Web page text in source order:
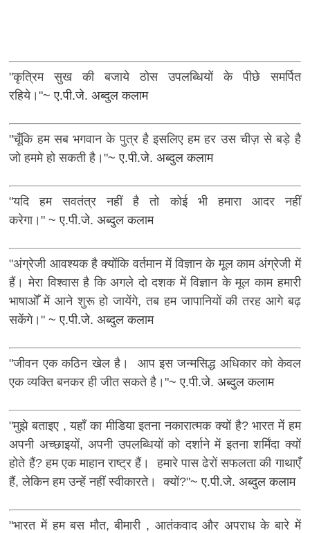
"कृत्रिम सुख की बजाये ठोस उपलब्धियों के पीछे समर्पित
रहिये।"~ ए.पी.जे. अब्दुल कलाम
"चूँकि हम सब भगवान के पुत्र है इसलिए हम हर उस चीज़ से बड़े है
जो हममे हो सकती है।"~ ए.पी.जे. अब्दुल कलाम
"यदि हम सवतंत्र नहीं है तो कोई भी हमारा आदर नहीं
करेगा।"~ ए.पी.जे. अब्दुल कलाम
"अंग्रेजी आवश्यक है क्योंकि वर्तमान में विज्ञान के मूल काम अंग्रेजी में
हैं। मेरा विश्वास है कि अगले दो दशक में विज्ञान के मूल काम हमारी
भाषाओँ में आने शुरू हो जायेंगे, तब हम जापानियों की तरह आगे बढ़
सकेंगे।"~ ए.पी.जे. अब्दुल कलाम
"जीवन एक कठिन खेल है। आप इस जन्मसिद्ध अधिकार को केवल
एक व्यक्ति बनकर ही जीत सकते है।"~ ए.पी.जे. अब्दुल कलाम
"मुझे बताइए , यहाँ का मीडिया इतना नकारात्मक क्यों है? भारत में हम
अपनी अच्छाइयों, अपनी उपलब्धियों को दर्शाने में इतना शर्मिंदा क्यों
होते हैं? हम एक माहान राष्ट्र हैं। हमारे पास ढेरों सफलता की गाथाएँ
हैं, लेकिन हम उन्हें नहीं स्वीकारते। क्यों?"~ ए.पी.जे. अब्दुल कलाम
"भारत में हम बस मौत, बीमारी , आतंकवाद और अपराध के बारे में